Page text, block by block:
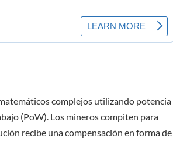
complejos utilizando potencia
(PoW). Los mineros compiten para
recibe una compensación en forma de